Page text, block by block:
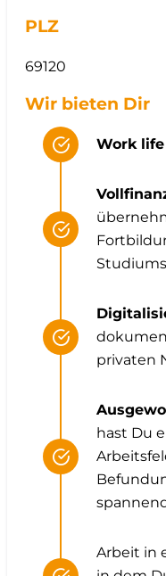
PLZ
69120
Wir bieten Dir
Work
privaten
hast Du
Arbeit in